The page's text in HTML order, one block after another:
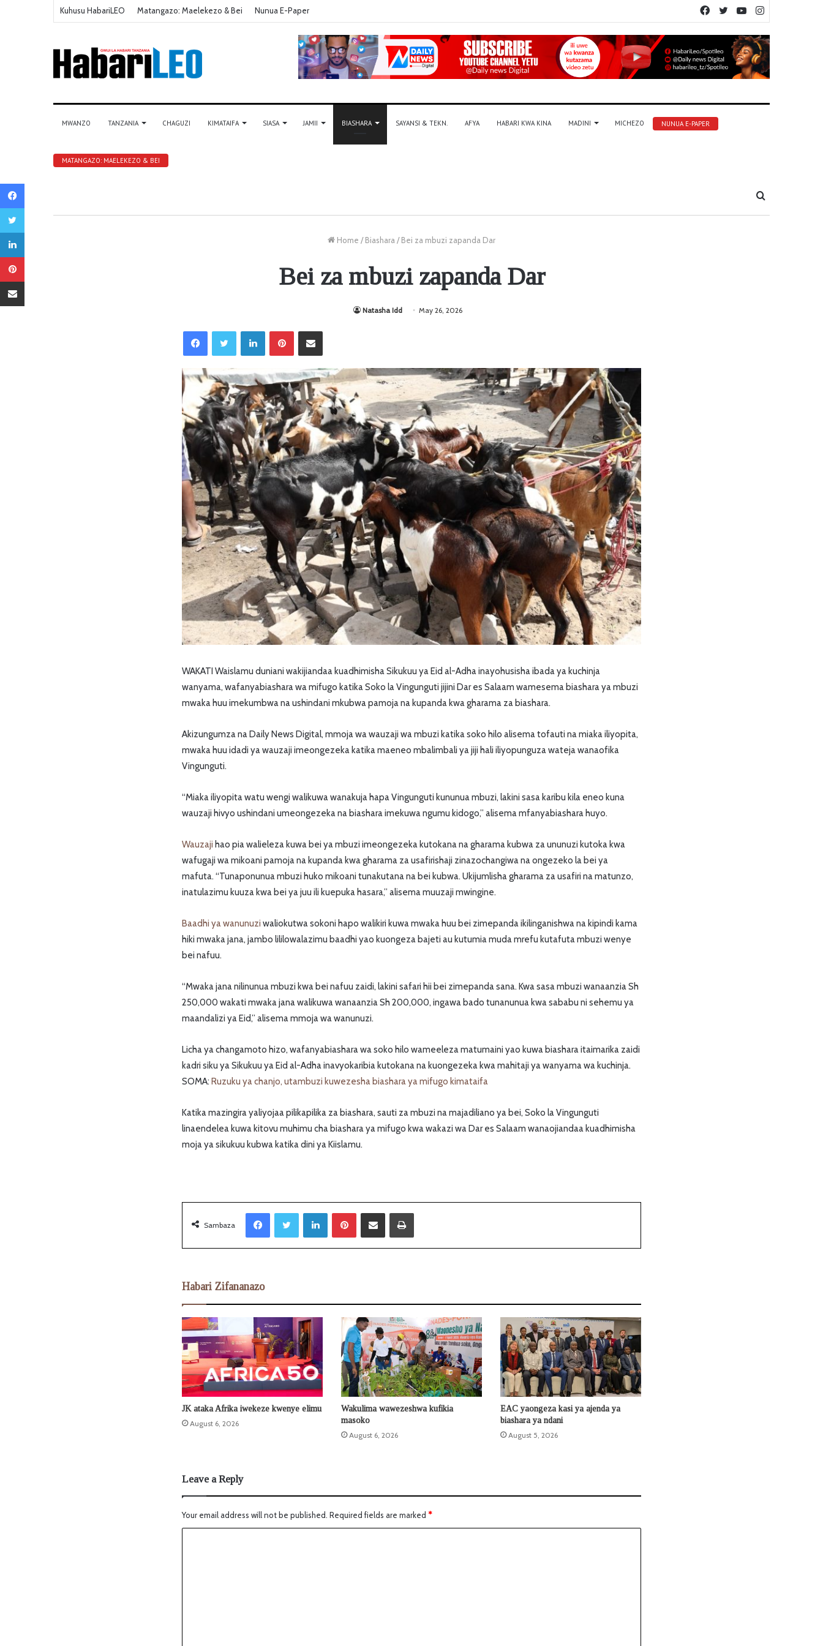
Kuhusu HabariLEO Matangazo: Maelekezo & Bei Nunua E-Paper YouTube
Twitter
Facebook
MWANZO TANZANIA CHAGUZI KIMATAIFA SIASA JAMII BIASHARA SAYANSI & TEKN. AFYA HABARI KWA KINA MADINI MICHEZO NUNUA E-PAPER
MATANGAZO: MAELEKEZO & BEI
Tafuta
Home / Biashara / Bei za mbuzi zapanda Dar
Bei za mbuzi zapanda Dar
Natasha Idd May 26, 2026
LinkedIn
WAKATI Waislamu duniani wakijiandaa kuadhimisha Sikukuu ya Eid al-Adha inayohusisha ibada ya kuchinja
wanyama, wafanyabiashara wa mifugo katika Soko la Vingunguti jijini Dar es Salaam wamesema biashara ya mbuzi
mwaka huu imekumbwa na ushindani mkubwa pamoja na kupanda kwa gharama za biashara.
Akizungumza na Daily News Digital, mmoja wa wauzaji wa mbuzi katika soko hilo alisema tofauti na miaka iliyopita,
mwaka huu idadi ya wauzaji imeongezeka katika maeneo mbalimbali ya jiji hali iliyopunguza wateja wanaofika
Vingunguti.
“Miaka iliyopita watu wengi walikuwa wanakuja hapa Vingunguti kununua mbuzi, lakini sasa karibu kila eneo kuna
wauzaji hivyo ushindani umeongezeka na biashara imekuwa ngumu kidogo,” alisema mfanyabiashara huyo.
Wauzaji hao pia walieleza kuwa bei ya mbuzi imeongezeka kutokana na gharama kubwa za ununuzi kutoka kwa
wafugaji wa mikoani pamoja na kupanda kwa gharama za usafirishaji zinazochangiwa na ongezeko la bei ya
mafuta. “Tunaponunua mbuzi huko mikoani tunakutana na bei kubwa. Ukijumlisha gharama za usafiri na matunzo,
inatulazimu kuuza kwa bei ya juu ili kuepuka hasara,” alisema muuzaji mwingine.
Baadhi ya wanunuzi waliokutwa sokoni hapo walikiri kuwa mwaka huu bei zimepanda ikilinganishwa na kipindi kama
hiki mwaka jana, jambo lililowalazimu baadhi yao kuongeza bajeti au kutumia muda mrefu kutafuta mbuzi wenye
bei nafuu.
“Mwaka jana nilinunua mbuzi kwa bei nafuu zaidi, lakini safari hii bei zimepanda sana. Kwa sasa mbuzi wanaanzia Sh
250,000 wakati mwaka jana walikuwa wanaanzia Sh 200,000, ingawa bado tunanunua kwa sababu ni sehemu ya
maandalizi ya Eid,” alisema mmoja wa wanunuzi.
Licha ya changamoto hizo, wafanyabiashara wa soko hilo wameeleza matumaini yao kuwa biashara itaimarika zaidi
kadri siku ya Sikukuu ya Eid al-Adha inavyokaribia kutokana na kuongezeka kwa mahitaji ya wanyama wa kuchinja.
SOMA: Ruzuku ya chanjo, utambuzi kuwezesha biashara ya mifugo kimataifa
Katika mazingira yaliyojaa pilikapilika za biashara, sauti za mbuzi na majadiliano ya bei, Soko la Vingunguti
linaendelea kuwa kitovu muhimu cha biashara ya mifugo kwa wakazi wa Dar es Salaam wanaojiandaa kuadhimisha
moja ya sikukuu kubwa katika dini ya Kiislamu.
Sambaza
LinkedIn Sambaza kupitia barua pepe
Habari Zifananazo
JK ataka Afrika iwekeze kwenye elimu
August 6, 2026
Wakulima wawezeshwa kufikia
masoko
August 6, 2026
EAC yaongeza kasi ya ajenda ya
biashara ya ndani
August 5, 2026
Leave a Reply
Your email address will not be published. Required fields are marked *